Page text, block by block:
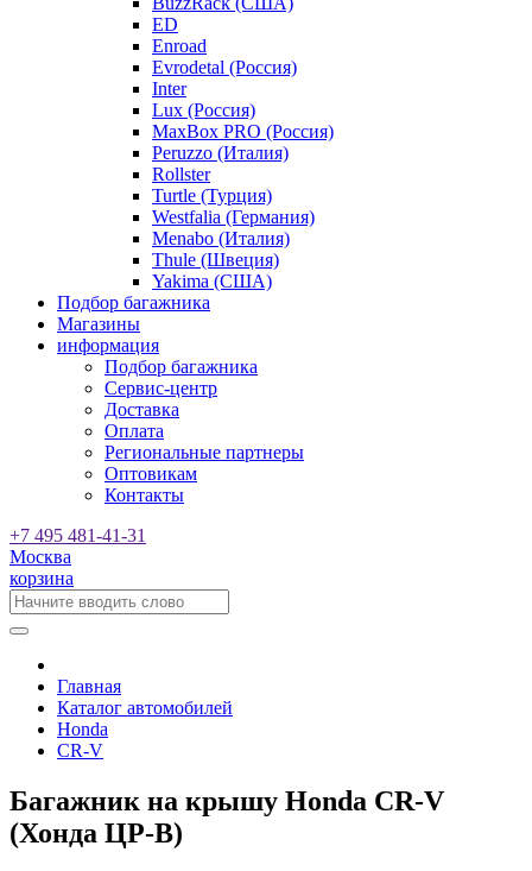
ED
Enroad
Evrodetal (Россия)
Inter
Lux (Россия)
MaxBox PRO (Россия)
Peruzzo (Италия)
Rollster
Turtle (Турция)
Westfalia (Германия)
Menabo (Италия)
Thule (Швеция)
Yakima (США)
Подбор багажника
Магазины
информация
Подбор багажника
Сервис-центр
Доставка
Оплата
Региональные партнеры
Оптовикам
Контакты
+7 495 481-41-31
Москва
корзина
Главная
Каталог автомобилей
Honda
CR-V
Багажник на крышу Honda CR-V
(Хонда ЦР-В)